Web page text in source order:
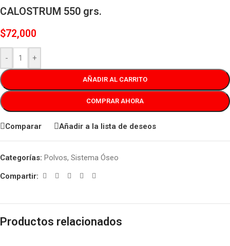
CALOSTRUM 550 grs.
$72,000
- +
AÑADIR AL CARRITO
COMPRAR AHORA
Comparar Añadir a la lista de deseos
Categorías: Polvos, Sistema Óseo
Compartir:
Productos relacionados